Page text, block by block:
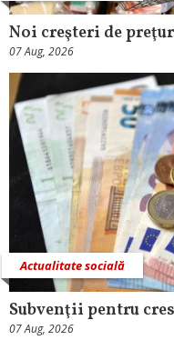
Noi creşteri de
07 Aug, 2026
Actualitate socială
Subvenţii pentru
07 Aug, 2026